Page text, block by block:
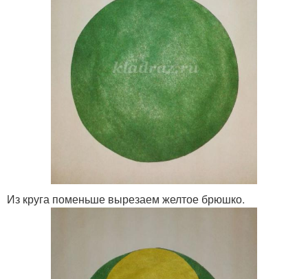
Из круга поменьше вырезаем желтое брюшко.